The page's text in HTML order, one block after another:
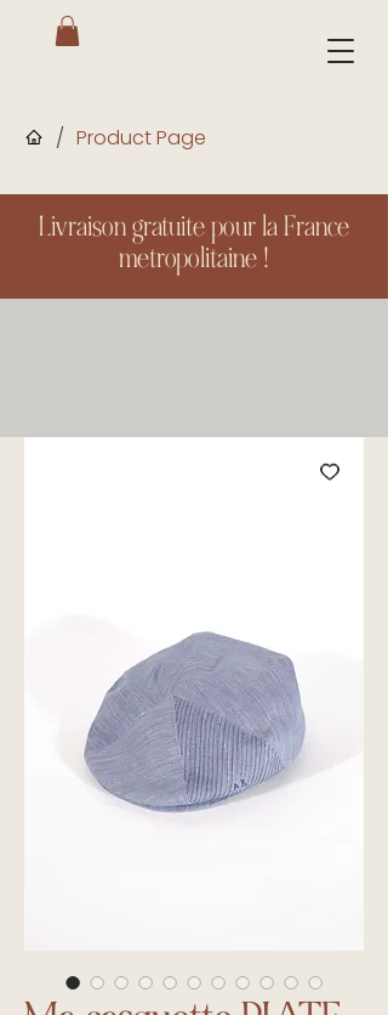
/ Product Page
Livraison gratuite pour la France
metropolitaine !